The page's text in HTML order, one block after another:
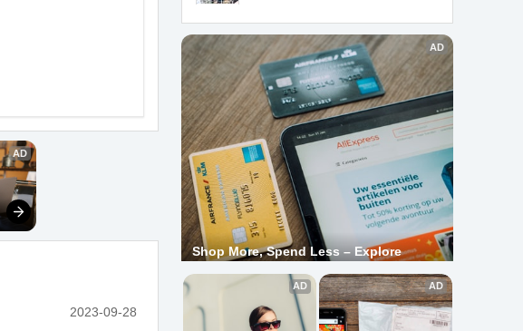
2023-09-28